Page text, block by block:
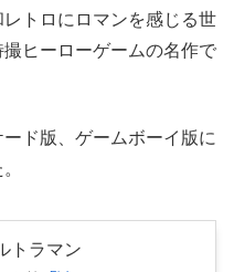
トロにロマンを感じる世
ヒーローゲームの名作で
ド版、ゲームボーイ版に
トラマン